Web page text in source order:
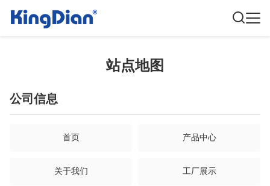
站点地图
公司信息
首页 产品中心
关于我们 工厂展示